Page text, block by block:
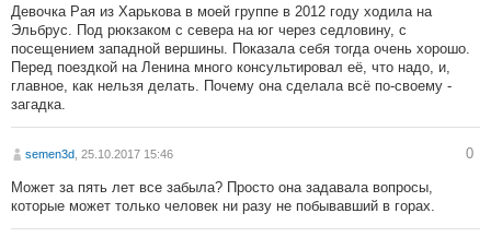
Девочка Рая из Харькова в моей группе в 2012 году ходила на
Эльбрус. Под рюкзаком с севера на юг через седловину, с
посещением западной вершины. Показала себя тогда очень хорошо.
Перед поездкой на Ленина много консультировал её, что надо, и,
главное, как нельзя делать. Почему она сделала всё по-своему -
загадка.
semen3d , 25.10.2017 15:46 0
Может за пять лет все забыла? Просто она задавала вопросы,
которые может только человек ни разу не побывавший в горах.